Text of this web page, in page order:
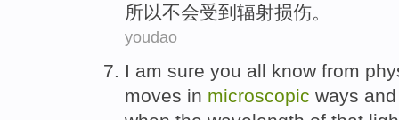
所以不会受到 辐射损伤。
youdao
I am sure you all know from
moves in microscopic ways and